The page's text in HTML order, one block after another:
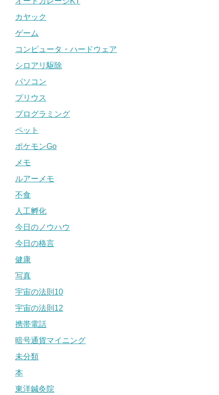
カヤック
ゲーム
コンピュータ・ハードウェア
シロアリ駆除
パソコン
プリウス
プログラミング
ペット
ポケモンGo
メモ
ルアーメモ
不食
人工孵化
今日のノウハウ
今日の格言
健康
写真
宇宙の法則10
宇宙の法則12
携帯電話
暗号通貨マイニング
未分類
本
東洋鍼灸院